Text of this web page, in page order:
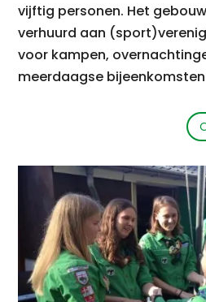
vijftig personen. Het
verhuurd aan
voor kampen,
meerdaagse